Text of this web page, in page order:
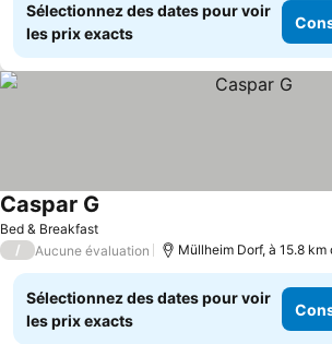
Sélectionnez des dates pour voir
les prix exacts
Bed & Breakfast
Caspar G
/ Aucune évaluation Müllheim Dorf, à 15.8 km
Sélectionnez des dates pour voir
les prix exacts